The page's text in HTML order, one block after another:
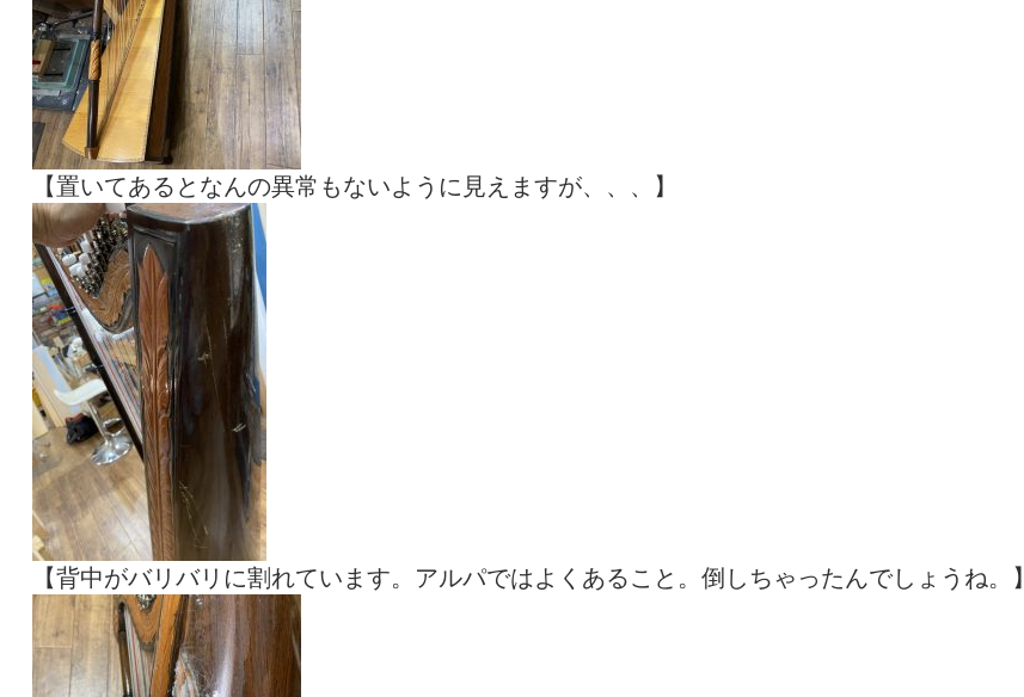
【置いてあるとなんの異常もないように見えますが、、、】
【背中がバリバリに割れています。アルパではよくあること。倒しちゃったんでしょうね。】